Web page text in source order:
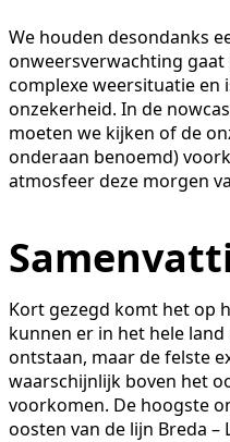
We houden desondanks
onweersverwachting
complexe weersituatie
onzekerheid. In de
moeten we kijken of de
onderaan benoemd)
atmosfeer deze morgen
Kort gezegd komt het op
kunnen er in het hele
ontstaan, maar de felste
waarschijnlijk boven het
voorkomen. De hoogste
oosten van de lijn Breda –